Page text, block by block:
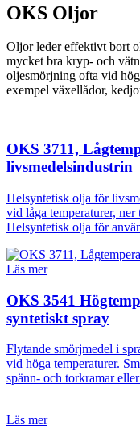
OKS Oljor
Oljor leder effektivt bort
mycket bra kryp- och
oljesmörjning ofta vid
exempel växellådor,
OKS 3711,
livsmedelsindustrin
Helsyntetisk olja för
vid låga temperaturer,
Helsyntetisk olja för
Läs mer
OKS 3541
syntetiskt spray
Flytande smörjmedel i
vid höga temperaturer.
spänn- och torkramar
Läs mer